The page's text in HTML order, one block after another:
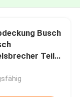
Busch
Teile